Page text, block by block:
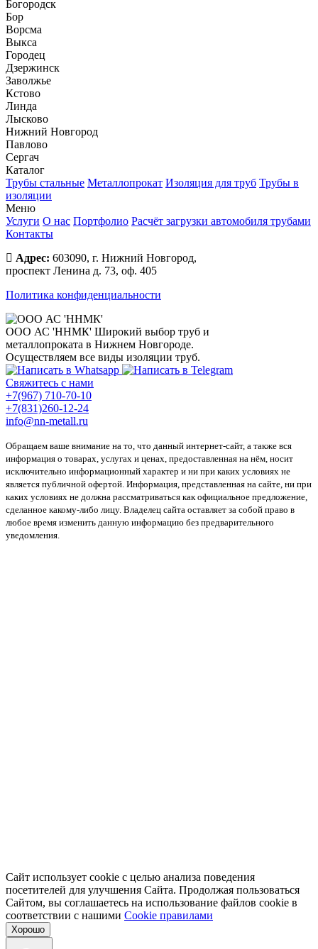
Богородск
Бор
Ворсма
Выкса
Городец
Дзержинск
Заволжье
Кстово
Линда
Лысково
Нижний Новгород
Павлово
Сергач
Каталог
Трубы стальные Металлопрокат Изоляция для труб Трубы в
изоляции
Меню
Услуги О нас Портфолио Расчёт загрузки автомобиля трубами
Контакты
Адрес: 603090, г. Нижний Новгород,
проспект Ленина д. 73, оф. 405
Политика конфиденциальности
ООО АС 'ННМК' Широкий выбор труб и
металлопроката в Нижнем Новгороде.
Осуществляем все виды изоляции труб.
Свяжитесь с нами
+7(967) 710-70-10
+7(831)260-12-24
info@nn-metall.ru
Обращаем ваше внимание на то, что данный интернет-сайт, а также вся
информация о товарах, услугах и ценах, предоставленная на нём, носит
исключительно информационный характер и ни при каких условиях не
является публичной офертой. Информация, представленная на сайте, ни при
каких условиях не должна рассматриваться как официальное предложение,
сделанное какому-либо лицу. Владелец сайта оставляет за собой право в
любое время изменить данную информацию без предварительного
уведомления.
Сайт использует cookie с целью анализа поведения
посетителей для улучшения Сайта. Продолжая пользоваться
Сайтом, вы соглашаетесь на использование файлов cookie в
соответствии с нашими Cookiе правилами
Хорошо